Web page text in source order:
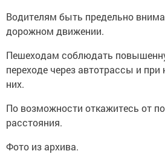
Водителям быть предельно
дорожном движении.
Пешеходам соблюдать
переходе через автотрассы и
них.
По возможности откажитесь от
расстояния.
Фото из архива.